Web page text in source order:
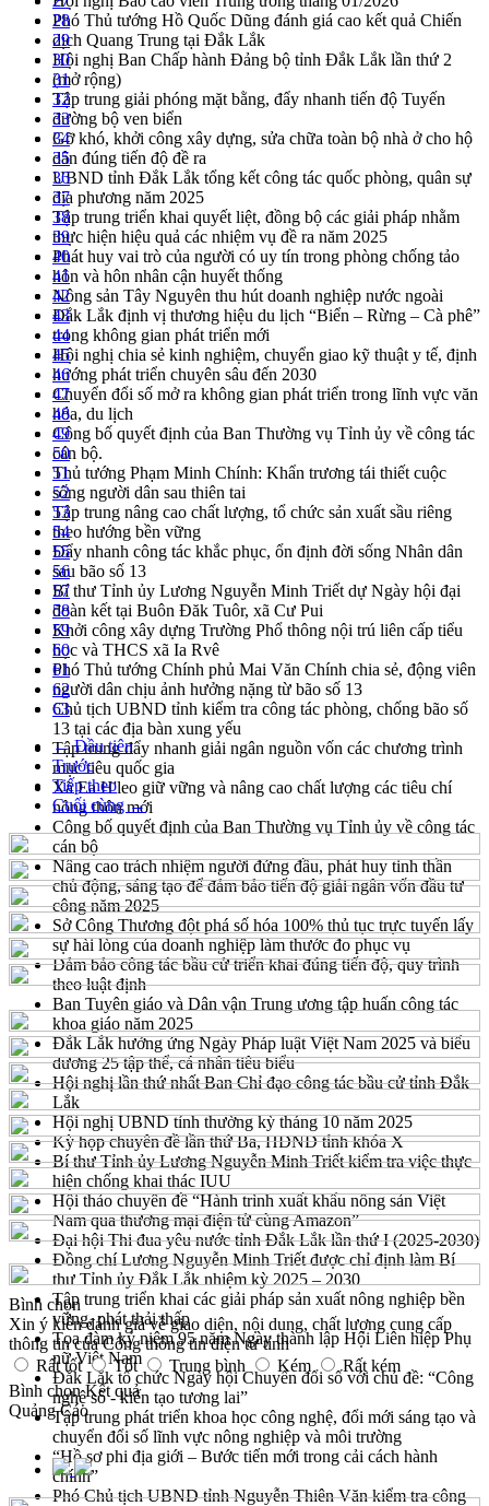
Phó Thủ tướng Hồ Quốc Dũng đánh giá cao kết quả Chiến
dịch Quang Trung tại Đắk Lắk
Hội nghị Ban Chấp hành Đảng bộ tỉnh Đắk Lắk lần thứ 2
(mở rộng)
Tập trung giải phóng mặt bằng, đẩy nhanh tiến độ Tuyến
đường bộ ven biển
Gỡ khó, khởi công xây dựng, sửa chữa toàn bộ nhà ở cho hộ
dân đúng tiến độ đề ra
UBND tỉnh Đắk Lắk tổng kết công tác quốc phòng, quân sự
địa phương năm 2025
Tập trung triển khai quyết liệt, đồng bộ các giải pháp nhằm
thực hiện hiệu quả các nhiệm vụ đề ra năm 2025
Phát huy vai trò của người có uy tín trong phòng chống tảo
hôn và hôn nhân cận huyết thống
Nông sản Tây Nguyên thu hút doanh nghiệp nước ngoài
Đắk Lắk định vị thương hiệu du lịch “Biển – Rừng – Cà phê”
trong không gian phát triển mới
Hội nghị chia sẻ kinh nghiệm, chuyển giao kỹ thuật y tế, định
hướng phát triển chuyên sâu đến 2030
Chuyển đổi số mở ra không gian phát triển trong lĩnh vực văn
hóa, du lịch
Công bố quyết định của Ban Thường vụ Tỉnh ủy về công tác
cán bộ.
Thủ tướng Phạm Minh Chính: Khẩn trương tái thiết cuộc
sống người dân sau thiên tai
Tập trung nâng cao chất lượng, tổ chức sản xuất sầu riêng
theo hướng bền vững
Đẩy nhanh công tác khắc phục, ổn định đời sống Nhân dân
sau bão số 13
Bí thư Tỉnh ủy Lương Nguyễn Minh Triết dự Ngày hội đại
đoàn kết tại Buôn Đăk Tuôr, xã Cư Pui
Khởi công xây dựng Trường Phổ thông nội trú liên cấp tiểu
học và THCS xã Ia Rvê
Phó Thủ tướng Chính phủ Mai Văn Chính chia sẻ, động viên
người dân chịu ảnh hưởng nặng từ bão số 13
Chủ tịch UBND tỉnh kiểm tra công tác phòng, chống bão số
13 tại các địa bàn xung yếu
Tập trung đẩy nhanh giải ngân nguồn vốn các chương trình
mục tiêu quốc gia
Xã Ea H'leo giữ vững và nâng cao chất lượng các tiêu chí
nông thôn mới
Công bố quyết định của Ban Thường vụ Tỉnh ủy về công tác
cán bộ
Nâng cao trách nhiệm người đứng đầu, phát huy tinh thần
chủ động, sáng tạo để đảm bảo tiến độ giải ngân vốn đầu tư
công năm 2025
Sở Công Thương đột phá số hóa 100% thủ tục trực tuyến lấy
sự hài lòng của doanh nghiệp làm thước đo phục vụ
Đảm bảo công tác bầu cử triển khai đúng tiến độ, quy trình
theo luật định
Ban Tuyên giáo và Dân vận Trung ương tập huấn công tác
khoa giáo năm 2025
Đắk Lắk hưởng ứng Ngày Pháp luật Việt Nam 2025 và biểu
dương 25 tập thể, cá nhân tiêu biểu
Hội nghị lần thứ nhất Ban Chỉ đạo công tác bầu cử tỉnh Đắk
Lắk
Hội nghị UBND tỉnh thường kỳ tháng 10 năm 2025
Kỳ họp chuyên đề lần thứ Ba, HĐND tỉnh khóa X
Bí thư Tỉnh ủy Lương Nguyễn Minh Triết kiểm tra việc thực
hiện chống khai thác IUU
Hội thảo chuyên đề “Hành trình xuất khẩu nông sản Việt
Nam qua thương mại điện tử cùng Amazon”
Đại hội Thi đua yêu nước tỉnh Đắk Lắk lần thứ I (2025-2030)
Đồng chí Lương Nguyễn Minh Triết được chỉ định làm Bí
thư Tỉnh ủy Đắk Lắk nhiệm kỳ 2025 – 2030
Tập trung triển khai các giải pháp sản xuất nông nghiệp bền
vững, phát thải thấp
Tọa đàm kỷ niệm 95 năm Ngày thành lập Hội Liên hiệp Phụ
nữ Việt Nam
Đắk Lắk tổ chức Ngày hội Chuyển đổi số với chủ đề: “Công
nghệ số - kiến tạo tương lai”
Tập trung phát triển khoa học công nghệ, đổi mới sáng tạo và
chuyển đổi số lĩnh vực nông nghiệp và môi trường
“Hồ sơ phi địa giới – Bước tiến mới trong cải cách hành
chính”
Phó Chủ tịch UBND tỉnh Nguyễn Thiên Văn kiểm tra công
28
29
30
31
32
33
34
35
36
37
38
39
40
41
42
43
44
45
46
47
48
49
50
51
52
53
54
55
56
57
58
59
60
61
62
63
← Đầu tiên
Trước
Tiếp theo
Cuối cùng →
Bình chọn
Xin ý kiến đánh giá về giao diện, nội dung, chất lượng cung cấp
thông tin của Cổng thông tin điện tử tỉnh
Rất tốt
Tốt Trung bình Kém
Rất kém
Bình chọnKết quả
Quảng Cáo